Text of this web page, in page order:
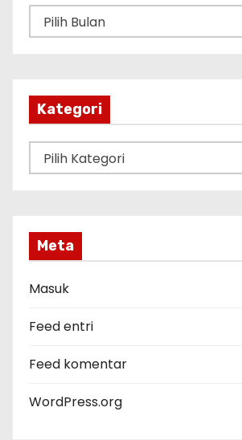
r
Kategori
a
o
r
Meta
Masuk
Feed entri
Feed komentar
WordPress.org